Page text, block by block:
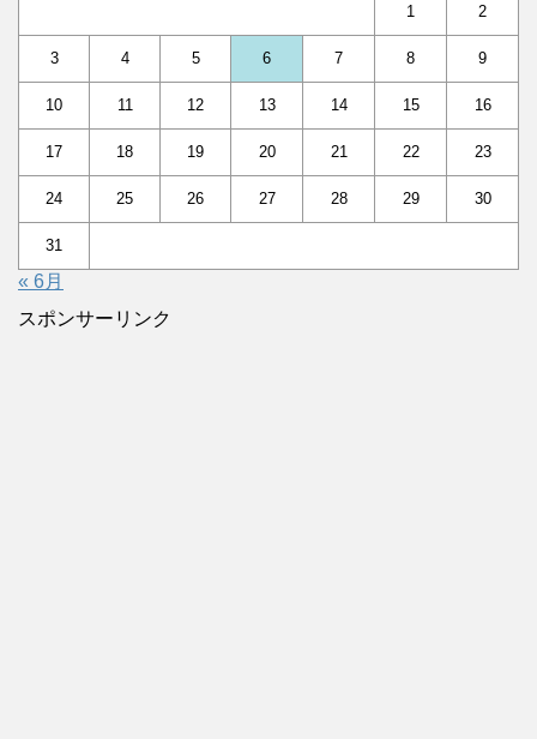
1 2
3 4 5 6 7 8 9
10 11 12 13 14 15 16
17 18 19 20 21 22 23
24 25 26 27 28 29 30
31
« 6月
スポンサーリンク